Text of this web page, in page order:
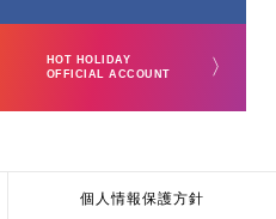
HOT HOLIDAY
OFFICIAL ACCOUNT
〉
個人情報保護方針